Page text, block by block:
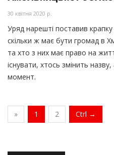
30 квітня 2020 р.
Уряд нарешті поставив
скільки ж має бути громад в
та хто з них має право на
існувати, хтось змінить
момент.
» 1 2 Ctrl →